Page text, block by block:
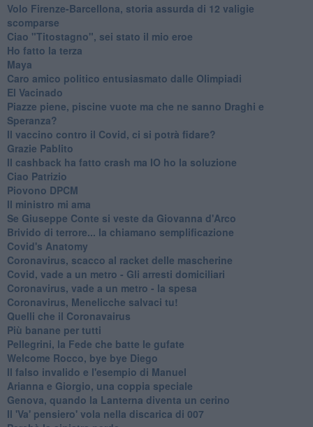
Volo Firenze-Barcellona, storia assurda di 12 valigie
scomparse
Ciao "Titostagno", sei stato il mio eroe
Ho fatto la terza
Maya
Caro amico politico entusiasmato dalle Olimpiadi
El Vacinado
Piazze piene, piscine vuote ma che ne sanno Draghi e
Speranza?
​Il vaccino contro il Covid, ci si potrà fidare?
Grazie Pablito
Il cashback ha fatto crash ma IO ho la soluzione
Ciao Patrizio
Piovono DPCM
Il ministro mi ama
Se Giuseppe Conte si veste da Giovanna d'Arco
Brivido di terrore... la chiamano semplificazione
Covid's Anatomy
Coronavirus, scacco al racket delle mascherine
Covid, vade a un metro - Gli arresti domiciliari
Coronavirus, vade a un metro - la spesa
Coronavirus, Menelicche salvaci tu!
Quelli che il Coronavairus
Più banane per tutti
Pellegrini, la Fede che batte le gufate
Welcome Rocco, bye bye Diego
Il falso invalido e l'esempio di Manuel
Arianna e Giorgio, una coppia speciale
Genova, quando la Lanterna diventa un cerino
Il 'Va' pensiero' vola nella discarica di 007